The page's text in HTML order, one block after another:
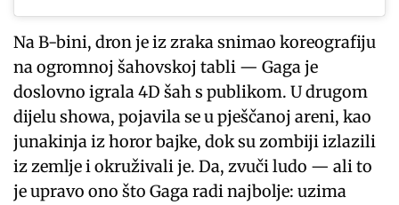
Na B-bini, dron je iz zraka snimao koreografiju
na ogromnoj šahovskoj tabli — Gaga je
doslovno igrala 4D šah s publikom. U drugom
dijelu showa, pojavila se u pješčanoj areni, kao
junakinja iz horor bajke, dok su zombiji izlazili
iz zemlje i okruživali je. Da, zvuči ludo — ali to
je upravo ono što Gaga radi najbolje: uzima